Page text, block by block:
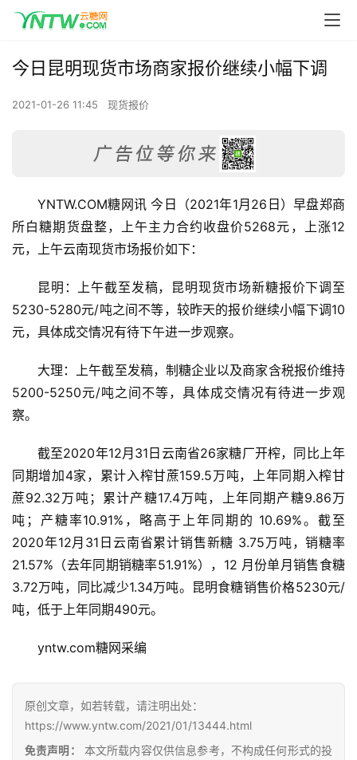
首
众
号
今日昆明现货市场商家报价继续小幅下调
2021-01-26 11:45 现货报价
YNTW.COM糖网讯 今日（2021年1月26日）早盘郑商
所白糖期货盘整，上午主力合约收盘价5268元，上涨12
元，上午云南现货市场报价如下：
昆明：上午截至发稿，昆明现货市场新糖报价下调至
5230-5280元/吨之间不等，较昨天的报价继续小幅下调10
元，具体成交情况有待下午进一步观察。
大理：上午截至发稿，制糖企业以及商家含税报价维持
5200-5250元/吨之间不等，具体成交情况有待进一步观
察。
截至2020年12月31日云南省26家糖厂开榨，同比上年
同期增加4家，累计入榨甘蔗159.5万吨，上年同期入榨甘
蔗92.32万吨；累计产糖17.4万吨，上年同期产糖9.86万
吨；产糖率10.91%，略高于上年同期的 10.69%。截至
2020年12月31日云南省累计销售新糖 3.75万吨，销糖率
21.57%（去年同期销糖率51.91%），12 月份单月销售食糖
3.72万吨，同比减少1.34万吨。昆明食糖销售价格5230元/
吨，低于上年同期490元。
yntw.com糖网采编
原创文章，如若转载，请注明出处：
https://www.yntw.com/2021/01/13444.html
免责声明：
本文所载内容仅供信息参考，不构成任何形式的投